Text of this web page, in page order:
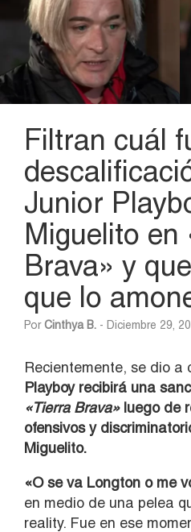
Filtran cuál
Junior
Miguelito en
Brava» y
que lo
PorCinthya B. - Diciembre 29,
Recientemente, se dio a
Playboy recibirá una
«Tierra Brava»luego de
ofensivos y
Miguelito.
«O se va Longton o me
en medio de una pelea
reality. Fue en ese